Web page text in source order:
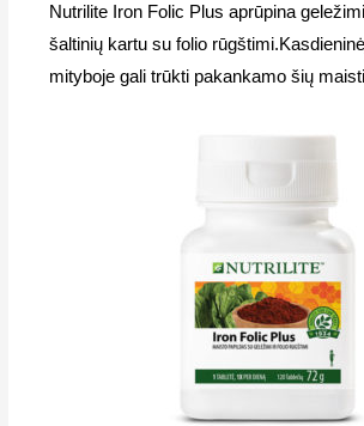
Nutrilite Iron Folic Plus aprūpina
šaltinių kartu su folio
mityboje gali trūkti pakankamo šių